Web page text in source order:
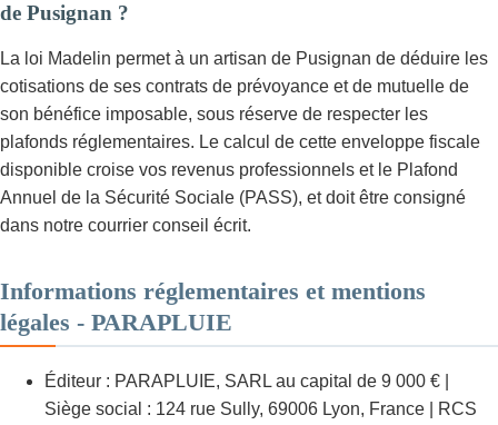
de Pusignan ?
La loi Madelin permet à un artisan de Pusignan de déduire les
cotisations de ses contrats de prévoyance et de mutuelle de
son bénéfice imposable, sous réserve de respecter les
plafonds réglementaires. Le calcul de cette enveloppe fiscale
disponible croise vos revenus professionnels et le Plafond
Annuel de la Sécurité Sociale (PASS), et doit être consigné
dans notre courrier conseil écrit.
Informations réglementaires et mentions
légales - PARAPLUIE
Éditeur : PARAPLUIE, SARL au capital de 9 000 € |
Siège social : 124 rue Sully, 69006 Lyon, France | RCS